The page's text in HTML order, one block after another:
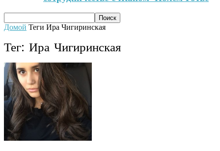
Домой Теги Ира Чигиринская
Тег: Ира Чигиринская